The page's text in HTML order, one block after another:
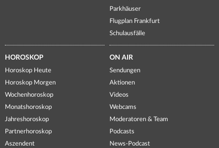
Parkhäuser
Flugplan Frankfurt
Schulausfälle
HOROSKOP
Horoskop Heute
Horoskop Morgen
Wochenhoroskop
Monatshoroskop
Jahreshoroskop
Partnerhoroskop
Aszendent
ON AIR
Sendungen
Aktionen
Videos
Webcams
Moderatoren & Team
Podcasts
News-Podcast